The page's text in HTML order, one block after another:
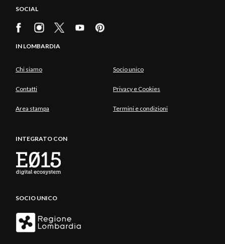
SOCIAL
IN LOMBARDIA
Chi siamo Socio unico
Contatti Privacy e Cookies
Area stampa Termini e condizioni
INTEGRATO CON
SOCIO UNICO